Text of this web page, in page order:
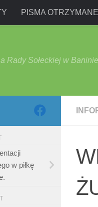
PISMA OTRZYMANE
Rady Sołeckiej w Baninie
w piłkę